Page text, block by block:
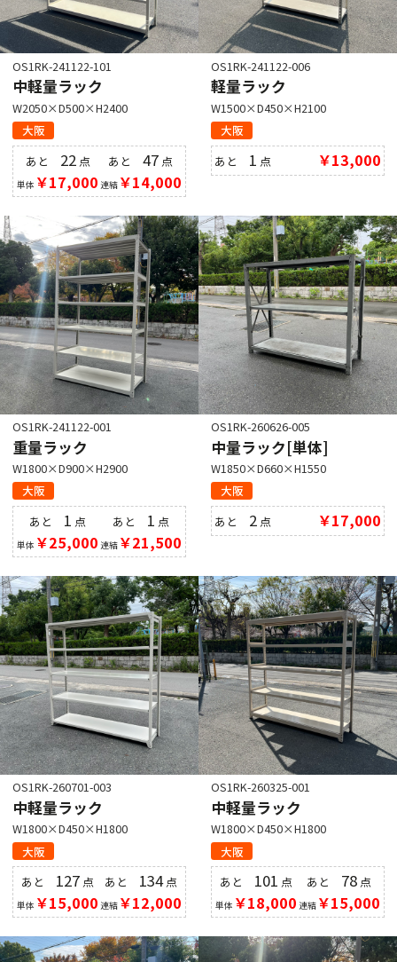
OS1RK-241122-101
中軽量ラック
W2050×D500×H2400
大阪
あと 22点
単体 ￥17,000
あと47 点
連結￥14,000
OS1RK-241122-006
軽量ラック
W1500×D450×H2100
大阪
あと 1 点 ￥13,000
OS1RK-241122-001
重量ラック
W1800×D900×H2900
大阪
あと 1 点
単体 ￥25,000
あと 1 点
連結￥21,500
OS1RK-260626-005
中量ラック[単体]
W1850×D660×H1550
大阪
あと 2 点 ￥17,000
OS1RK-260701-003
中軽量ラック
W1800×D450×H1800
大阪
あと 127 点
単体 ￥15,000
あと 134点
連結￥12,000
OS1RK-260325-001
中軽量ラック
W1800×D450×H1800
大阪
あと 101 点
単体 ￥18,000
あと 78 点
連結￥15,000